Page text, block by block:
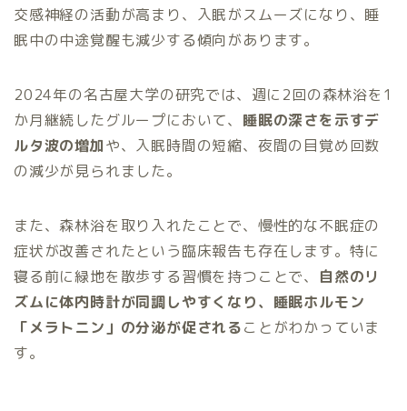
交感神経の活動が高まり、入眠がスムーズになり、睡
眠中の中途覚醒も減少する傾向があります。
2024年の名古屋大学の研究では、週に2回の森林浴を1
か月継続したグループにおいて、 睡眠の深さを示すデ
ルタ波の増加や、入眠時間の短縮、夜間の目覚め回数
の減少が見られました。
また、森林浴を取り入れたことで、慢性的な不眠症の
症状が改善されたという臨床報告も存在します。特に
寝る前に緑地を散歩する習慣を持つことで、 自然のリ
ズムに体内時計が同調しやすくなり、睡眠ホルモン
「メラトニン」の分泌が促されることがわかっていま
す。